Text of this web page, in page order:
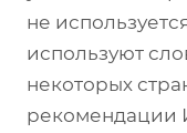
не
используют
некоторых
рекомендации